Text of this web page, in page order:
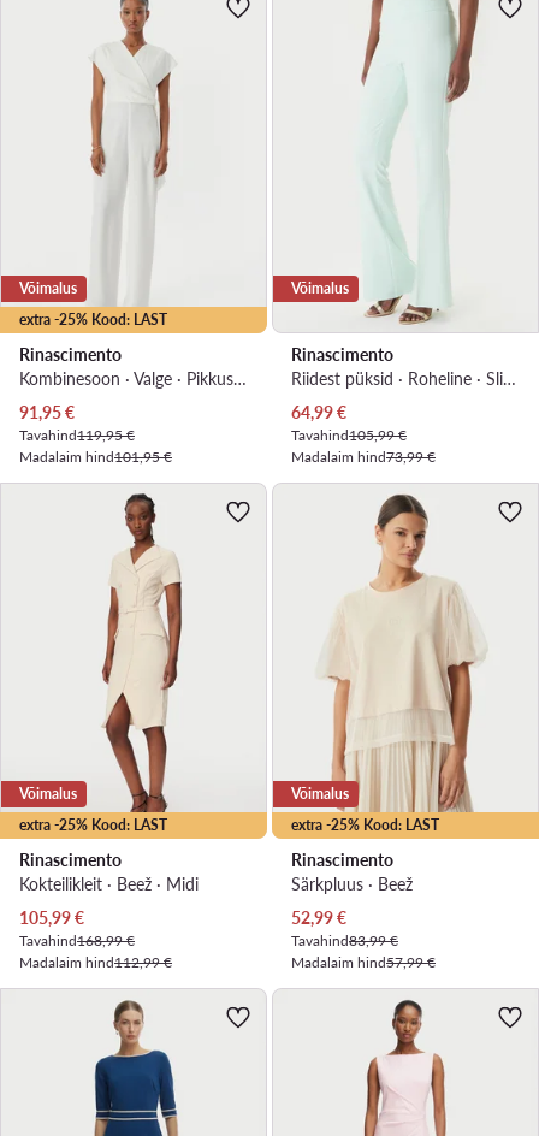
extra -25% Kood: LAST
Võimalus
Rinascimento
Kombinesoon · Valge · Pikkus 7/8
Praegune hind
91,95€
Tavahind119,95 €
Madalaim hind101,95 €
Võimalus
Rinascimento
Riidest püksid · Roheline · Slim Fit
Praegune hind
64,99€
Tavahind105,99 €
Madalaim hind73,99 €
extra -25% Kood: LAST
Võimalus
Rinascimento
Kokteilikleit · Beež · Midi
Praegune hind
105,99€
Tavahind168,99 €
Madalaim hind112,99 €
extra -25% Kood: LAST
Võimalus
Rinascimento
Särkpluus · Beež
Praegune hind
52,99€
Tavahind83,99 €
Madalaim hind57,99 €